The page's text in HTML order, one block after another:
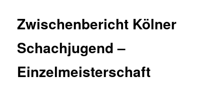
Zwischenbericht Kölner
Schachjugend –
Einzelmeisterschaft